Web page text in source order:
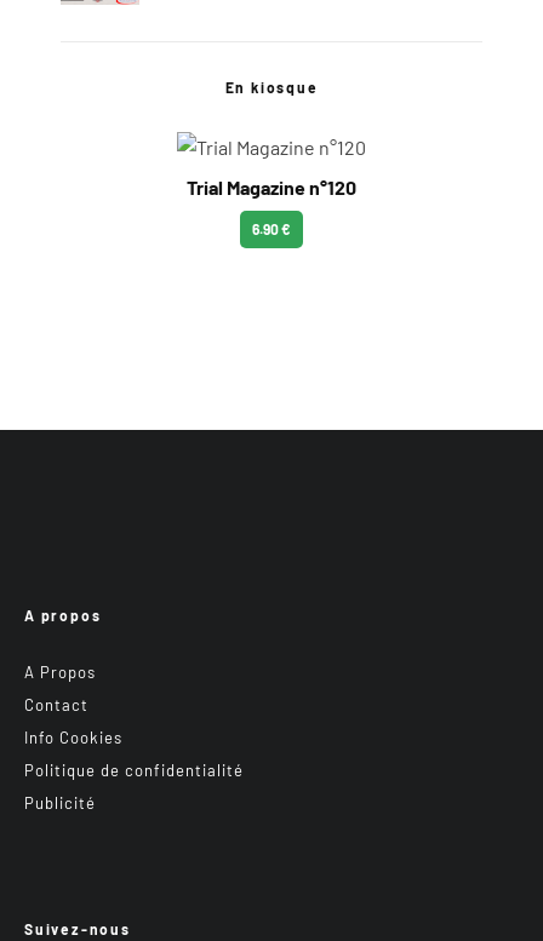
En kiosque
Trial Magazine n°120
6.90 €
A propos
A Propos
Contact
Info Cookies
Politique de confidentialité
Publicité
Suivez-nous